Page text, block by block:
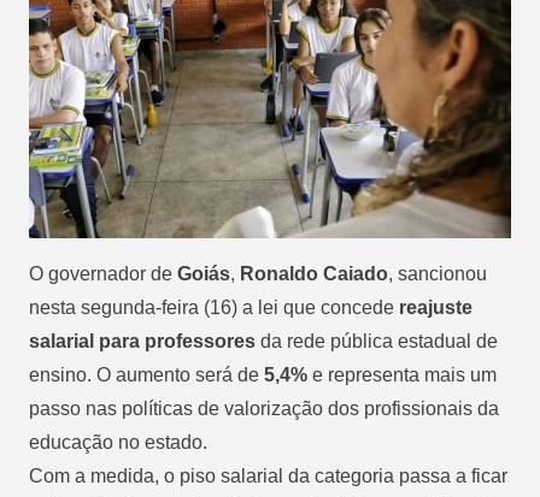
O governador de Goiás, Ronaldo Caiado, sancionou
nesta segunda-feira (16) a lei que concede reajuste
salarial para professores da rede pública estadual de
ensino. O aumento será de 5,4% e representa mais um
passo nas políticas de valorização dos profissionais da
educação no estado.
Com a medida, o piso salarial da categoria passa a ficar